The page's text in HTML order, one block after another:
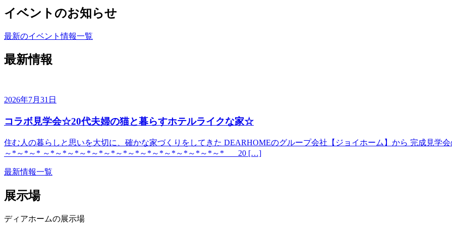
イベントのお知らせ
最新のイベント情報一覧
最新情報
2026年7月31日
コラボ見学会☆20代夫婦の猫と暮らすホテルライクな家☆
住む人の暮らしと思いを大切に、確かな家づくりをしてきた DEARHOMEのグループ会社【ジョイホーム】から 完成見
～*～*～* ～*～*～*～*～*～*～*～*～*～*～*～*～*～*～* 20 […]
最新情報一覧
展示場
ディアホームの展示場